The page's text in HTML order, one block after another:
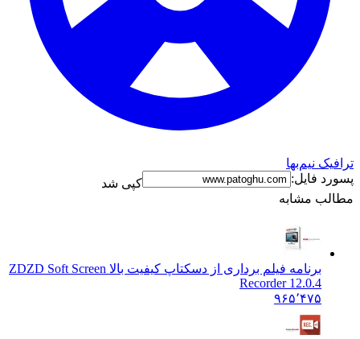
ترافیک نیم‌بها
پسورد فایل:
کپی شد
مطالب مشابه
برنامه فیلم برداری از دسکتاپ کیفیت بالا ZD ZD Soft Screen
Recorder 12.0.4
۹۶۵٬۴۷۵